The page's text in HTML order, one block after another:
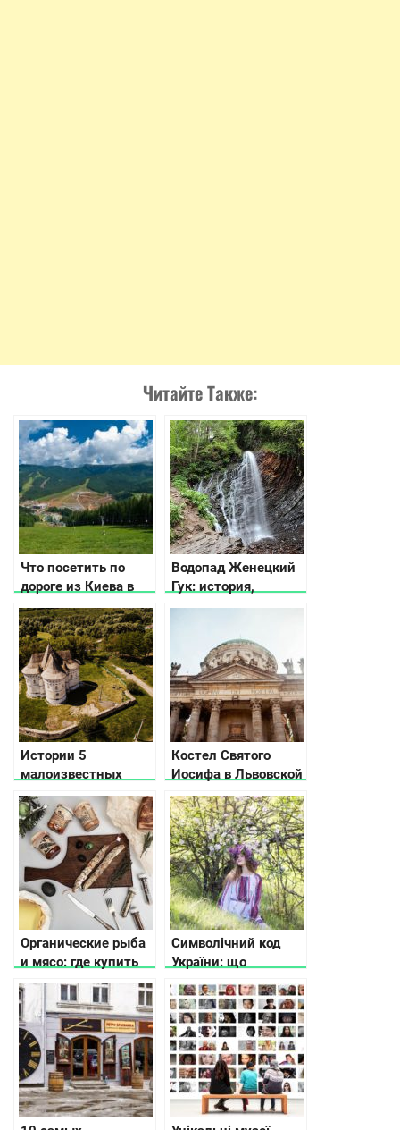
Читайте Также:
Что посетить по
дороге из Киева в
Буковель?
Водопад Женецкий
Гук: история,
легенда, фото и
Истории 5
малоизвестных
замков
Хмельницкой
области
Костел Святого
Иосифа в Львовской
области
Органические рыба
и мясо: где купить
эко продукцию
украинского
производства
Символічний код
України: що
означають
візерунки на
вишиванках та
рушниках